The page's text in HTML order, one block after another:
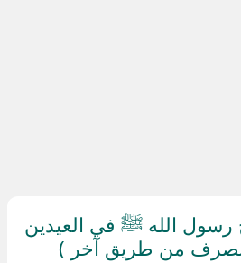
الله ﷺ في العيدين
من طريق آخر )